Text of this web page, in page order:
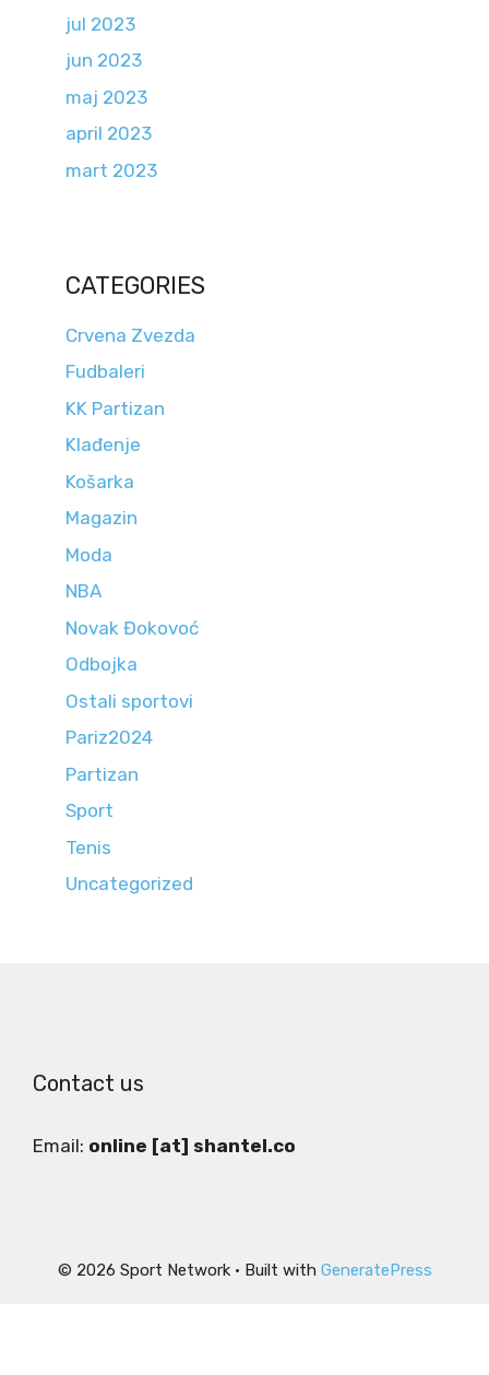
jul 2023
jun 2023
maj 2023
april 2023
mart 2023
CATEGORIES
Crvena Zvezda
Fudbaleri
KK Partizan
Klađenje
Košarka
Magazin
Moda
NBA
Novak Đokovoć
Odbojka
Ostali sportovi
Pariz2024
Partizan
Sport
Tenis
Uncategorized
Contact us
Email: online [at] shantel.co
© 2026 Sport Network• Built with GeneratePress